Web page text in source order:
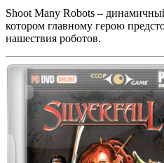
Shoot Many Robots –
котором главному герою
нашествия роботов.